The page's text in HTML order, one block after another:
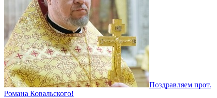
Поздравляем прот.
Романа Ковальского!